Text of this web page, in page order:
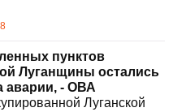
пунктов
Луганщины остались
аварии, - ОВА
Луганской